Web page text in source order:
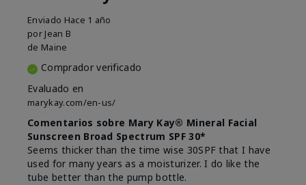
Enviado Hace 1 año
por Jean B
de Maine
Comprador verificado
Evaluado en
marykay.com/en-us/
Comentarios sobre Mary Kay® Mineral Facial
Sunscreen Broad Spectrum SPF 30*
Seems thicker than the time wise 30SPF that I have
used for many years as a moisturizer. I do like the
tube better than the pump bottle.